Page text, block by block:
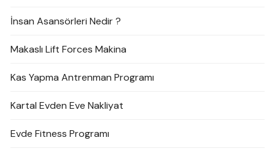
İnsan Asansörleri Nedir ?
Makaslı Lift Forces Makina
Kas Yapma Antrenman Programı
Kartal Evden Eve Nakliyat
Evde Fitness Programı